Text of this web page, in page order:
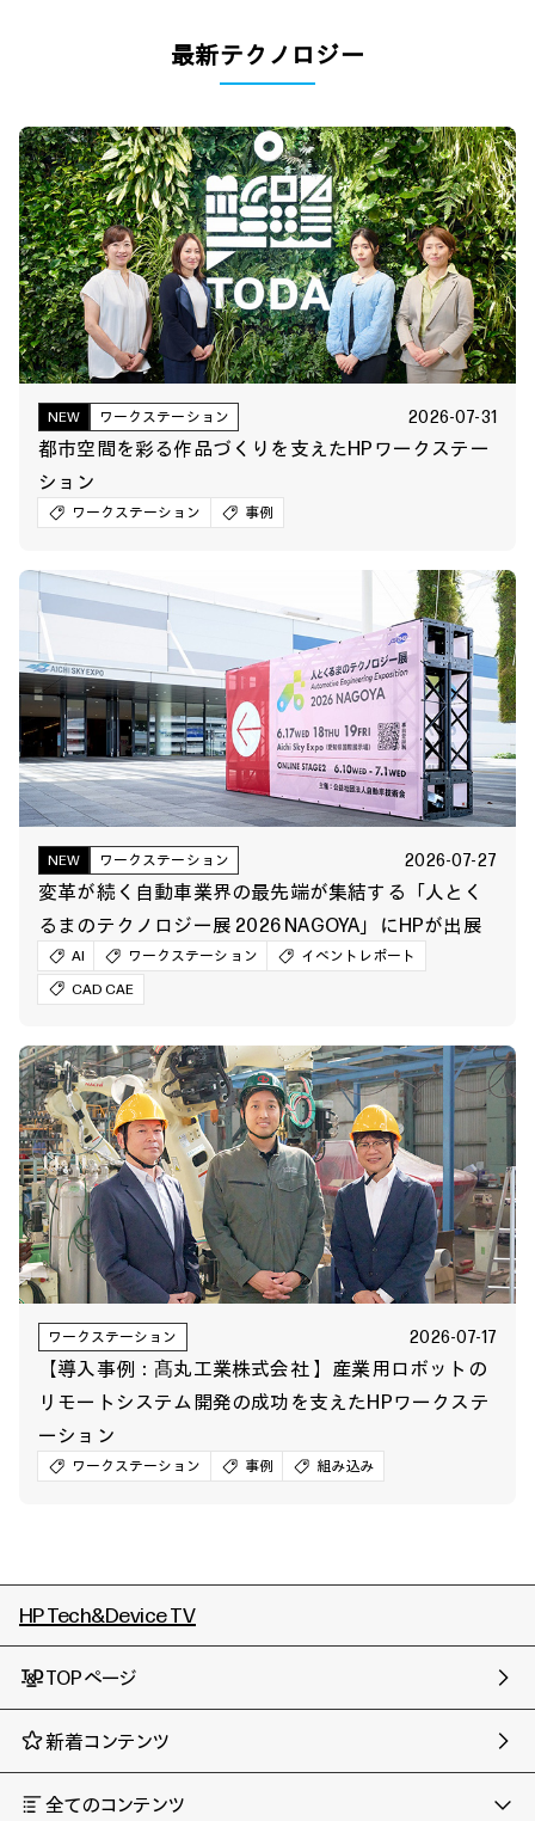
最新テクノロジー
NEW ワークステーション 2026-07-31
都市空間を彩る作品づくりを支えたHPワークステー
ション
ワークステーション 事例
NEW ワークステーション 2026-07-27
変革が続く自動車業界の最先端が集結する「人とく
るまのテクノロジー展 2026 NAGOYA」にHPが出展
AI ワークステーション
イベントレポート
CAD CAE
ワークステーション 2026-07-17
【導入事例：髙丸工業株式会社 】産業用ロボットの
リモートシステム開発の成功を支えたHPワークステ
ーション
ワークステーション 事例 組み込み
HP Tech&Device TV
TOPページ
新着コンテンツ
全てのコンテンツ